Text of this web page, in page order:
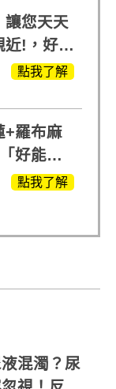
讓您天天
近!，好能
蘭推薦!
點我了解
+羅布麻
好能
專利配
點我了解
混濁？尿